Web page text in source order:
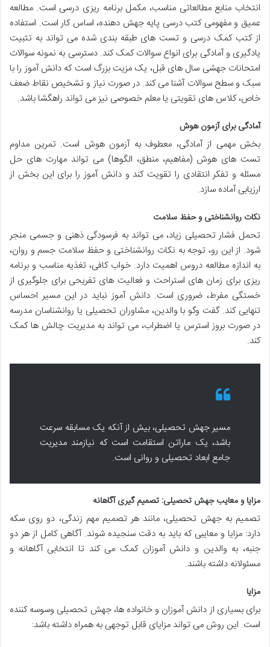
انتخاب منابع مطالعاتی مناسب، مکمل برنامه ریزی درسی است. مطالعه
عمیق و مفهومی کتب درسی پایه جهش دهنده، اساس کار است. استفاده
از کتب کمک درسی و تست های طبقه بندی شده می تواند به تثبیت
یادگیری و آمادگی برای انواع سوالات کمک کند. دسترسی به نمونه سوالات
امتحانات جهشی سال های قبل، یک مزیت بزرگ است که دانش آموز را با
سبک و سطح سوالات آشنا می کند. در صورت نیاز و تشخیص نقاط ضعف
خاص، کلاس های تقویتی یا معلم خصوصی نیز می تواند راهگشا باشد.
آمادگی برای آزمون هوش
بخش مهمی از آمادگی، معطوف به آزمون هوش است. تمرین مداوم
تست های هوش (مفاهیم، منطق، الگوها) می تواند مهارت های حل
مسئله و تفکر انتقادی را تقویت کند و دانش آموز را برای این بخش از
ارزیابی آماده سازد.
نکات روانشناختی و حفظ سلامت
تحمل فشار تحصیلی زیاد، می تواند به فرسودگی ذهنی و جسمی منجر
شود. از این رو، توجه به نکات روانشناختی و حفظ سلامت جسم و روان،
به اندازه مطالعه دروس اهمیت دارد. خواب کافی، تغذیه مناسب و برنامه
ریزی برای زمان های استراحت و فعالیت های تفریحی برای جلوگیری از
خستگی مفرط، ضروری است. دانش آموز نباید در این مسیر احساس
تنهایی کند. گفت وگو با والدین، مشاوران تحصیلی یا روانشناسان مدرسه
در صورت بروز استرس یا اضطراب، می تواند به مدیریت چالش ها کمک
کند.
مسیر جهش تحصیلی، بیش از آنکه یک مسابقه سرعت
باشد، یک ماراتن استقامت است که نیازمند مدیریت
جامع ابعاد تحصیلی و روانی است.
مزایا و معایب جهش تحصیلی: تصمیم گیری آگاهانه
تصمیم به جهش تحصیلی، مانند هر تصمیم مهم زندگی، دو روی سکه
دارد: مزایا و معایبی که باید به دقت سنجیده شوند. آگاهی کامل از هر دو
جنبه، به والدین و دانش آموزان کمک می کند تا انتخابی آگاهانه و
مسئولانه داشته باشند.
مزایا
برای بسیاری از دانش آموزان و خانواده ها، جهش تحصیلی وسوسه کننده
است. این روش می تواند مزایای قابل توجهی به همراه داشته باشد: